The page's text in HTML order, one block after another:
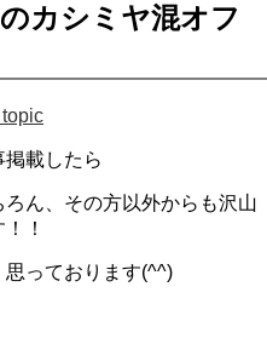
カシミヤ混オフ
載したら
ん、その方以外からも沢山
！
っております(^^)